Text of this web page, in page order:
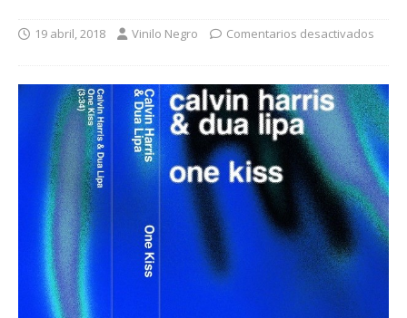
19 abril, 2018 Vinilo Negro Comentarios desactivados